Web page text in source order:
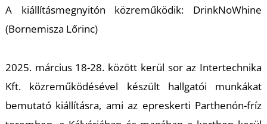
A kiállításmegnyitón közreműködik: DrinkNoWhine
(Bornemisza Lőrinc)
2025. március 18-28. között kerül sor az Intertechnika
Kft. közreműködésével készült hallgatói munkákat
bemutató kiállításra, ami az epreskerti Parthenón-fríz